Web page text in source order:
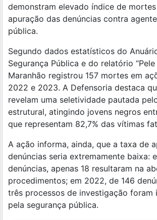
demonstram elevado índice de
apuração das denúncias contra
pública.
Segundo dados estatísticos do
Segurança Pública e do relatório “Pele
Maranhão registrou 157 mortes em
2022 e 2023. A Defensoria destaca
revelam uma seletividade pautada
estrutural, atingindo jovens negros
que representam 82,7% das vítimas
A ação informa, ainda, que a taxa de
denúncias seria extremamente baixa:
denúncias, apenas 18 resultaram na
procedimentos; em 2022, de 146
três processos de investigação foram
pela segurança pública.